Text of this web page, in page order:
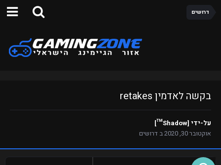
דרושים
בקשה לאדמין retakes
על-ידי [Shadow™]
אוקטובר 30, 2020
בדרושים